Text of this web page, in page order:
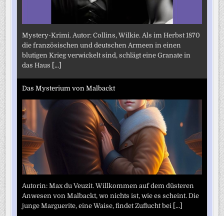
Mystery-Krimi. Autor: Collins, Wilkie. Als im Herbst 1870
die französischen und deutschen Armeen in einen
blutigen Krieg verwickelt sind, schlägt eine Granate in
das Haus
[...]
Das Mysterium von Malbackt
Autorin: Max du Veuzit. Willkommen auf dem düsteren
Anwesen von Malbackt, wo nichts ist, wie es scheint. Die
junge Marguerite, eine Waise, findet Zuflucht bei
[...]